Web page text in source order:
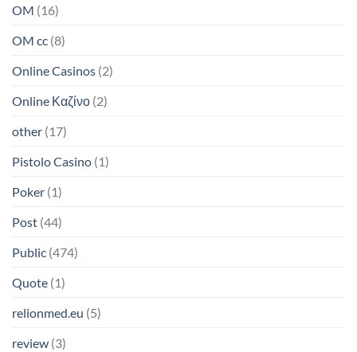
OM (16)
OM cc (8)
Online Casinos (2)
Online Καζίνο (2)
other (17)
Pistolo Casino (1)
Poker (1)
Post (44)
Public (474)
Quote (1)
relionmed.eu (5)
review (3)